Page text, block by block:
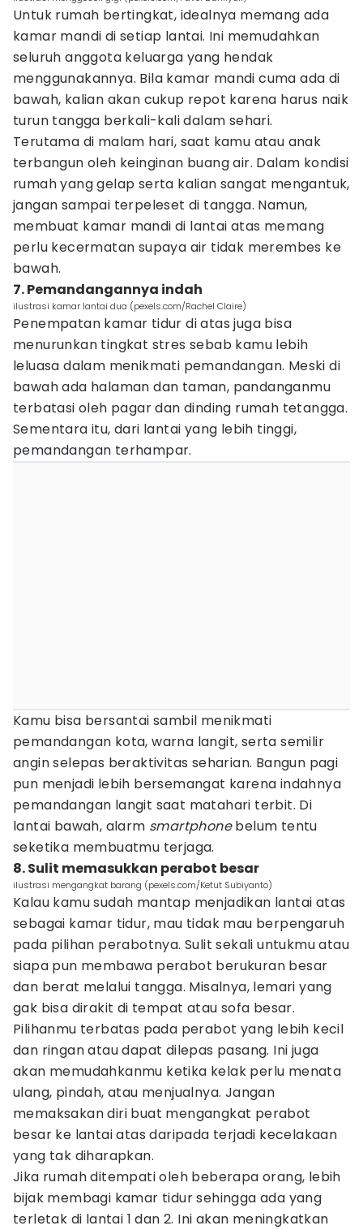
Untuk rumah bertingkat, idealnya memang ada
kamar mandi di setiap lantai. Ini memudahkan
seluruh anggota keluarga yang hendak
menggunakannya. Bila kamar mandi cuma ada di
bawah, kalian akan cukup repot karena harus naik
turun tangga berkali-kali dalam sehari.
Terutama di malam hari, saat kamu atau anak
terbangun oleh keinginan buang air. Dalam kondisi
rumah yang gelap serta kalian sangat mengantuk,
jangan sampai terpeleset di tangga. Namun,
membuat kamar mandi di lantai atas memang
perlu kecermatan supaya air tidak merembes ke
bawah.
7. Pemandangannya indah
ilustrasi kamar lantai dua (pexels.com/Rachel Claire)
Penempatan kamar tidur di atas juga bisa
menurunkan tingkat stres sebab kamu lebih
leluasa dalam menikmati pemandangan. Meski di
bawah ada halaman dan taman, pandanganmu
terbatasi oleh pagar dan dinding rumah tetangga.
Sementara itu, dari lantai yang lebih tinggi,
pemandangan terhampar.
Kamu bisa bersantai sambil menikmati
pemandangan kota, warna langit, serta semilir
angin selepas beraktivitas seharian. Bangun pagi
pun menjadi lebih bersemangat karena indahnya
pemandangan langit saat matahari terbit. Di
lantai bawah, alarm smartphonebelum tentu
seketika membuatmu terjaga.
8. Sulit memasukkan perabot besar
ilustrasi mengangkat barang (pexels.com/Ketut Subiyanto)
Kalau kamu sudah mantap menjadikan lantai atas
sebagai kamar tidur, mau tidak mau berpengaruh
pada pilihan perabotnya. Sulit sekali untukmu atau
siapa pun membawa perabot berukuran besar
dan berat melalui tangga. Misalnya, lemari yang
gak bisa dirakit di tempat atau sofa besar.
Pilihanmu terbatas pada perabot yang lebih kecil
dan ringan atau dapat dilepas pasang. Ini juga
akan memudahkanmu ketika kelak perlu menata
ulang, pindah, atau menjualnya. Jangan
memaksakan diri buat mengangkat perabot
besar ke lantai atas daripada terjadi kecelakaan
yang tak diharapkan.
Jika rumah ditempati oleh beberapa orang, lebih
bijak membagi kamar tidur sehingga ada yang
terletak di lantai 1 dan 2. Ini akan meningkatkan